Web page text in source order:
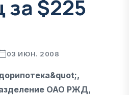
за $225
03 ИЮН. 2008
ОАО РЖД,